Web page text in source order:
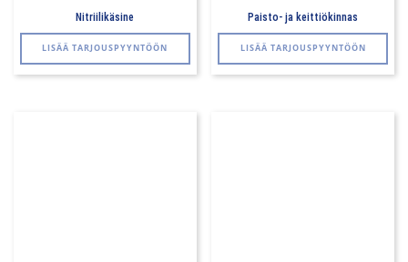
Nitriilikäsine
LISÄÄ TARJOUSPYYNTÖÖN
Paisto- ja keittiökinnas
LISÄÄ TARJOUSPYYNTÖÖN